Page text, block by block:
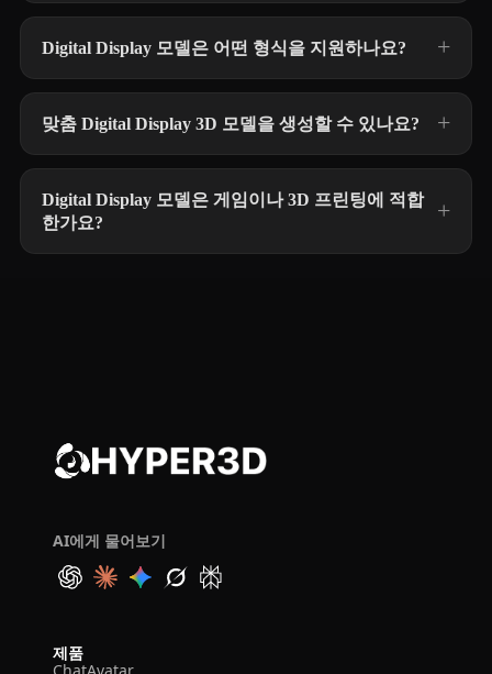
Digital Display 모델은 어떤 형식을 지원하나요?
맞춤 Digital Display 3D 모델을 생성할 수 있나요?
Digital Display 모델은 게임이나 3D 프린팅에 적합
한가요?
AI에게 물어보기
제품